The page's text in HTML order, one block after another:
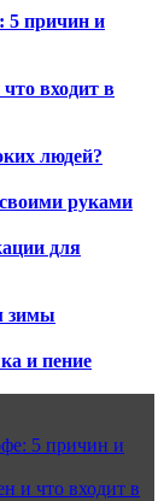
5 причин и
входит в
людей?
руками
для
зимы
и пение
5 причин и
и что входит в